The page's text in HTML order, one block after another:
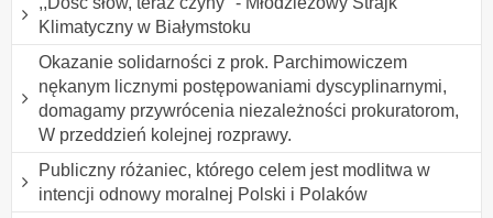
Klimatyczny w Białymstoku
Okazanie solidarności z prok. Parchimowiczem
nękanym licznymi postępowaniami dyscyplinarnymi,
domagamy przywrócenia niezależności prokuratorom,
W przeddzień kolejnej rozprawy.
Publiczny różaniec, którego celem jest modlitwa w
intencji odnowy moralnej Polski i Polaków